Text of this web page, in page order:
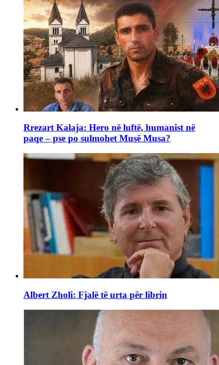
Rrezart Kalaja: Hero në luftë, humanist në
paqe – pse po sulmohet Musë Musa?
Albert Zholi: Fjalë të urta për librin